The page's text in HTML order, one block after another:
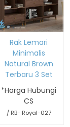
Rak Lemari
Minimalis
Natural Brown
Terbaru 3 Set
*Harga Hubungi
CS
/ RB- Royal-027